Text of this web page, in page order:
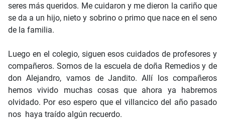
seres más queridos. Me cuidaron y me dieron la cariño que
se da a un hijo, nieto y sobrino o primo que nace en el seno
de la familia.
Luego en el colegio, siguen esos cuidados de profesores y
compañeros. Somos de la escuela de doña Remedios y de
don Alejandro, vamos de Jandito. Allí los compañeros
hemos vivido muchas cosas que ahora ya habremos
olvidado. Por eso espero que el villancico del año pasado
nos haya traído algún recuerdo.